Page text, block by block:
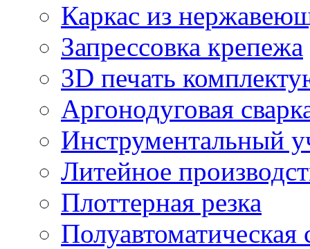
Каркас из
Запрессовка крепежа
3D печать
Аргонодуговая
Инструментальный
Литейное
Плоттерная резка
Полуавтоматическая